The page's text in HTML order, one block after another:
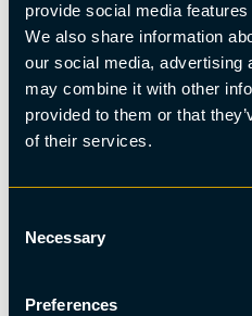
provide social media
We also share information
our social media, advertising
may combine it with other
provided to them or that
of their services.
Selection
Necessary
Preferences
Matupplevelse, Norrsken
Abisko norrskensmiddag